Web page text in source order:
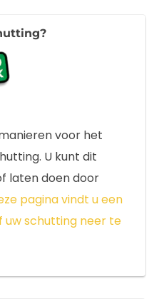
voor het
U kunt dit
laten doen door
pagina vindt u een
schutting neer te